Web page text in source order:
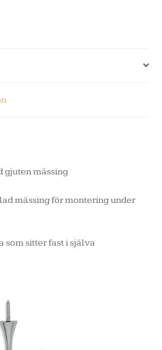
gjuten mässing
mässing för montering under
som sitter fast i själva